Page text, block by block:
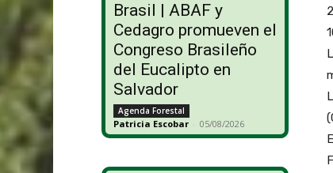
Brasil | ABAF y
Cedagro promueven el
Congreso Brasileño
del Eucalipto en
Salvador
Agenda Forestal
Patricia Escobar - 05/08/2026